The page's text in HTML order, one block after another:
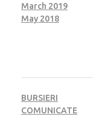
March 2019
May 2018
BURSIERI
COMUNICATE